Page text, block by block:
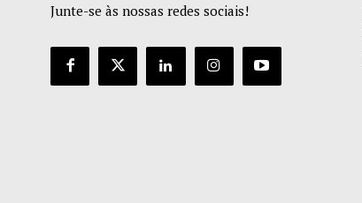
Junte-se às nossas redes sociais!